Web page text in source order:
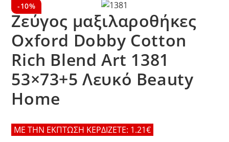
-10%
Ζεύγος μαξιλαροθήκες
Oxford Dobby Cotton
Rich Blend Art 1381
53×73+5 Λευκό Beauty
Home
ΜΕ ΤΗΝ ΕΚΠΤΩΣΗ ΚΕΡΔΙΖΕΤΕ: 1.21€